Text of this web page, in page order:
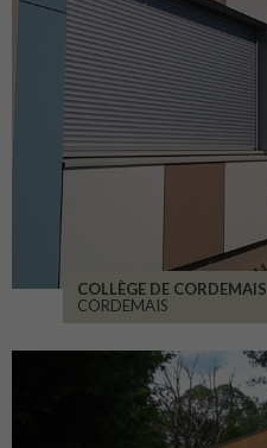
COLLÈGE DE CORDEMAIS
CORDEMAIS